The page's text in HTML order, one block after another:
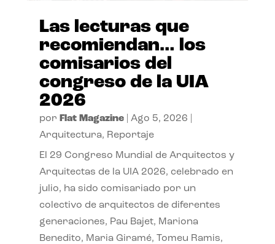
Las lecturas que
recomiendan… los
comisarios del
congreso de la UIA
2026
por Flat Magazine| Ago 5, 2026
Arquitectura, Reportaje
El 29 Congreso Mundial de Arquitectos y
Arquitectas de la UIA 2026, celebrado en
julio, ha sido comisariado por un
colectivo de arquitectos de diferentes
generaciones, Pau Bajet, Mariona
Benedito, Maria Giramé, Tomeu Ramis,